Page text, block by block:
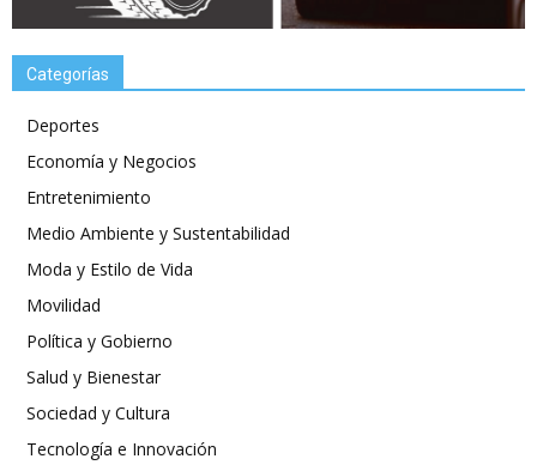
Categorías
Deportes
Economía y Negocios
Entretenimiento
Medio Ambiente y Sustentabilidad
Moda y Estilo de Vida
Movilidad
Política y Gobierno
Salud y Bienestar
Sociedad y Cultura
Tecnología e Innovación